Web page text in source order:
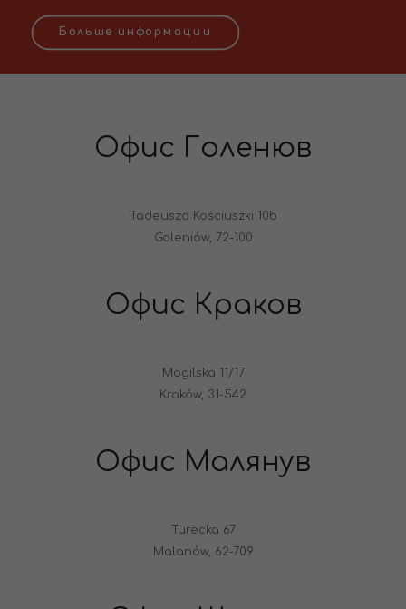
Больше информации
Офис Голенюв
Tadeusza Kościuszki 10b
Goleniów, 72-100
Офис Краков
Mogilska 11/17
Kraków, 31-542
Офис Малянув
Turecka 67
Malanów, 62-709